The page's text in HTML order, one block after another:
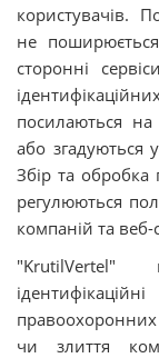
користувачів.
не
сторонні
посилаються
або згадуються
Збір та
регулюються
компаній та веб-
"KrutilVertel"
правоохоронних
чи злиття